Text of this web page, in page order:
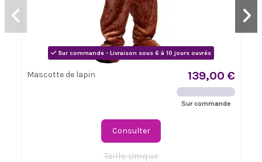
Sur commande - Livraison sous 6 à 10 jours ouvrés
Mascotte de lapin 139,00 €
Sur commande
Consulter
Taille Unique